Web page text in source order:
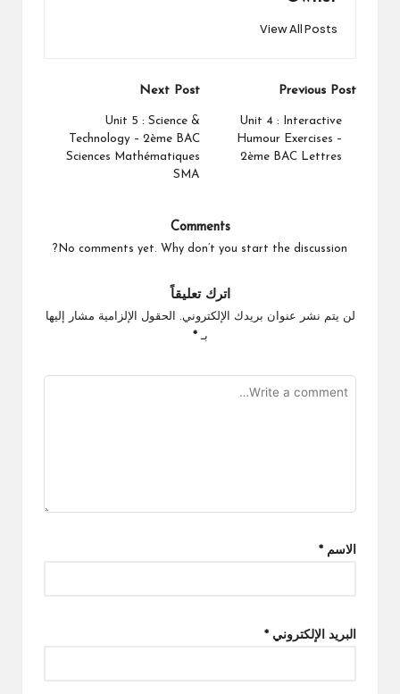
View All Posts
Post
Previous Post
Unit 4 : Interactive
Humour Exercises –
2ème BAC Lettres
Next Post
Unit 5 : Science &
Technology – 2ème BAC
Sciences Mathématiques
SMA
Comments
No comments yet. Why don’t you start the discussion?
اترك تعليقاً
لن يتم نشر عنوان بريدك الإلكتروني.
الحقول الإلزامية مشار إليها
بـ*
الاسم *
البريد الإلكتروني *